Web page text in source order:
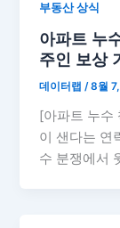
부동산 상식
아파트 누
주인 보상
데이터랩/8월
[아파트 누수
이 샌다는 연
수 분쟁에서